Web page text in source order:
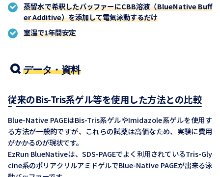
蒸留水で希釈したバッファーにCBB溶液（BlueNative Buff
er Additive）を添加して電気泳動するだけ
室温で1年間安定
データ・資料
従来のBis-Tris系ゲル等を使用した方法との比較
Blue-Native PAGEはBis-Tris系ゲルやImidazole系ゲルを使用す
る方法が一般的ですが、これらの試薬は高価なため、実験に費用
がかかるのが現状です。
EzRun BlueNativeは、SDS-PAGEでよく利用されているTris-Gly
cine系のポリアクリルアミドゲルでBlue-Native PAGEが出来る泳